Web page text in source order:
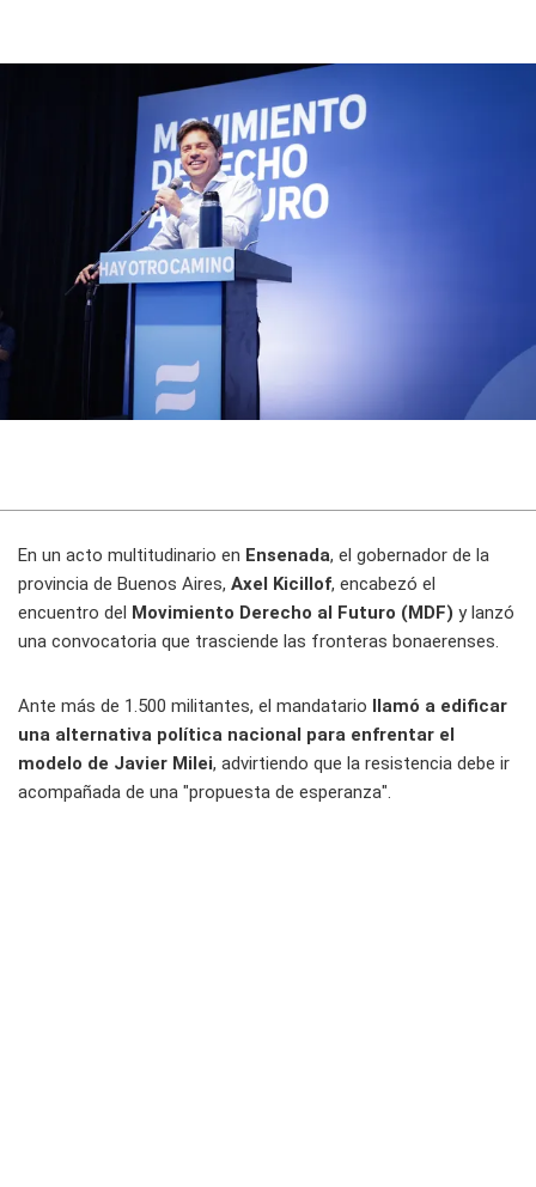
En un acto multitudinario en Ensenada, el gobernador de la
provincia de Buenos Aires, Axel Kicillof, encabezó el
encuentro del Movimiento Derecho al Futuro (MDF) y lanzó
una convocatoria que trasciende las fronteras bonaerenses.
Ante más de 1.500 militantes, el mandatario llamó a edificar
una alternativa política nacional para enfrentar el
modelo de Javier Milei, advirtiendo que la resistencia debe ir
acompañada de una "propuesta de esperanza".